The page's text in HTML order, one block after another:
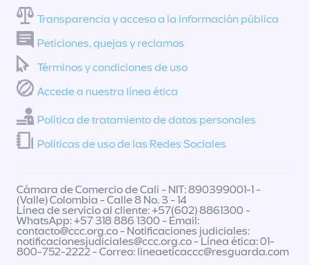
Transparencia y acceso a la información pública
Peticiones, quejas y reclamos
Términos y condiciones de uso
Accede a nuestra línea ética
Política de tratamiento de datos personales
Políticas de uso de las Redes Sociales
Cámara de Comercio de Cali - NIT: 890399001-1 -
(Valle) Colombia - Calle 8 No. 3 - 14
Línea de servicio al cliente: +57(602) 8861300 -
WhatsApp: +57 318 886 1300 - Email:
contacto@ccc.org.co- Notificaciones judiciales:
notificacionesjudiciales@ccc.org.co- Línea ética: 01-
800-752-2222 - Correo: lineaeticaccc@resguarda.com